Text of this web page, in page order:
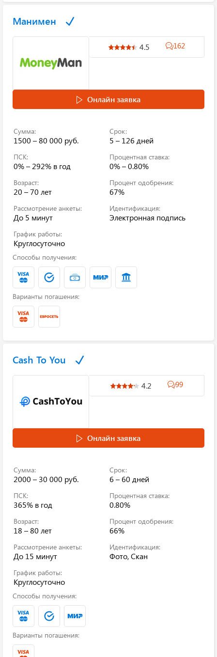
Манимен
4.5 162
Онлайн заявка
Сумма:
1500 – 80 000 руб.
Срок:
5 – 126 дней
ПСК:
0% – 292% в год
Процентная ставка:
0% – 0.80%
Возраст:
20 – 70 лет
Процент одобрения:
67%
Рассмотрение анкеты:
До 5 минут
Идентификация:
Электронная подпись
График работы:
Круглосуточно
Способы получения:
Варианты погашения:
Cash To You
4.2 99
Онлайн заявка
Сумма:
2000 – 30 000 руб.
Срок:
6 – 60 дней
ПСК:
365% в год
Процентная ставка:
0.80%
Возраст:
18 – 80 лет
Процент одобрения:
66%
Рассмотрение анкеты:
До 15 минут
Идентификация:
Фото, Скан
График работы:
Круглосуточно
Способы получения:
Варианты погашения: